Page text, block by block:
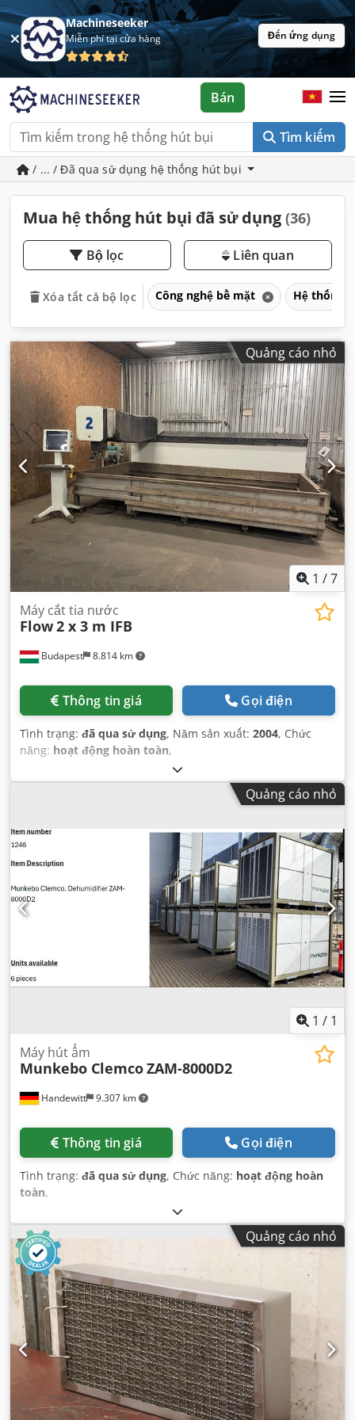
Machineseeker
Miễn phí tại cửa hàng Đến ứng dụng
Tìm kiếm
Bán
/ ... / Đã qua sử dụng hệ thống hút bụi
Mua hệ thống hút bụi đã sử dụng (36)
Bộ lọc Liên quan
Xóa tất cả bộ lọc Công nghệ bề mặt Hệ thống
Quảng cáo nhỏ
1 /7
Budapest 8.814 km
Máy cắt tia nước
Flow2 x 3 m IFB
Thông tin giá Gọi điện
Tình trạng: đã qua sử dụng, Năm sản xuất: 2004, Chức
năng: hoạt động hoàn toàn,
Quảng cáo nhỏ
1 / 1
Handewitt 9.307 km
Máy hút ẩm
Munkebo ClemcoZAM-8000D2
Thông tin giá Gọi điện
Tình trạng: đã qua sử dụng, Chức năng: hoạt động hoàn
toàn,
Quảng cáo nhỏ